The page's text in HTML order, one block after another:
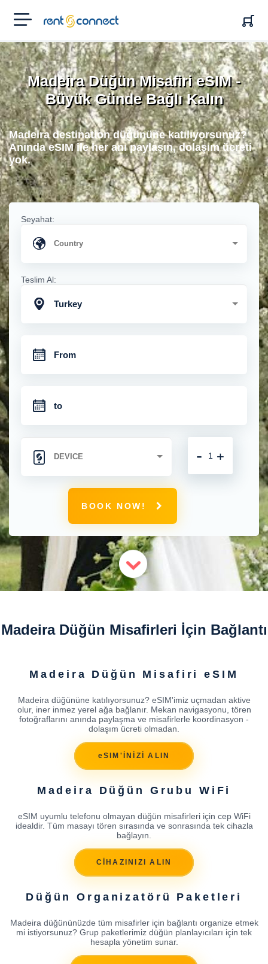
RENT'N
CONNECT
Madeira Düğün Misafiri eSIM -
Büyük Günde Bağlı Kalın
Madeira destination düğününe katılıyorsunuz?
Anında eSIM ile her anı paylaşın, dolaşım ücreti
yok.
Seyahat:
Teslim Al:
Turkey
+
-
BOOK NOW!
Madeira Düğün Misafirleri İçin Bağlantı
Madeira Düğün Misafiri eSIM
Madeira düğününe katılıyorsunuz? eSIM'imiz uçmadan aktive
olur, iner inmez yerel ağa bağlanır. Mekan navigasyonu, tören
fotoğraflarını anında paylaşma ve misafirlerle koordinasyon -
dolaşım ücreti olmadan.
eSIM'İNİZİ ALIN
Madeira Düğün Grubu WiFi
eSIM uyumlu telefonu olmayan düğün misafirleri için cep WiFi
idealdir. Tüm masayı tören sırasında ve sonrasında tek cihazla
bağlayın.
CİHAZINIZI ALIN
Düğün Organizatörü Paketleri
Madeira düğününüzde tüm misafirler için bağlantı organize etmek
mi istiyorsunuz? Grup paketlerimiz düğün planlayıcıları için tek
hesapla yönetim sunar.